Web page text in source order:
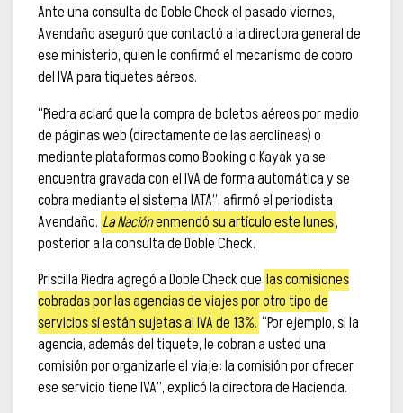
Ante una consulta de Doble Check el pasado viernes,
Avendaño aseguró que contactó a la directora general de
ese ministerio, quien le confirmó el mecanismo de cobro
del IVA para tiquetes aéreos.
“Piedra aclaró que la compra de boletos aéreos por medio
de páginas web (directamente de las aerolíneas) o
mediante plataformas como Booking o Kayak ya se
encuentra gravada con el IVA de forma automática y se
cobra mediante el sistema IATA”, afirmó el periodista
Avendaño. La Naciónenmendó su artículo este lunes,
posterior a la consulta de Doble Check.
Priscilla Piedra agregó a Doble Check que las comisiones
cobradas por las agencias de viajes por otro tipo de
servicios sí están sujetas al IVA de 13%. “Por ejemplo, si la
agencia, además del tiquete, le cobran a usted una
comisión por organizarle el viaje: la comisión por ofrecer
ese servicio tiene IVA”, explicó la directora de Hacienda.